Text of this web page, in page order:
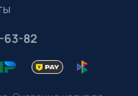
63-82